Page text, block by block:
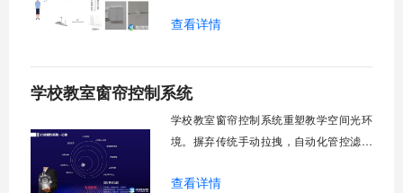
能化改造后，一键完成全校窗帘开合，节
生视力健康，营造舒适教学环境。节能减
排效果显著，延长窗帘使用寿命，降低学
查看详情
学校教室窗帘控制系统
学校教室窗帘控制系统重塑教学空间光环
境。摒弃传统手动拉拽，自动化管控滤除
足，节能降耗。精准适配多媒体教学、考
查看详情